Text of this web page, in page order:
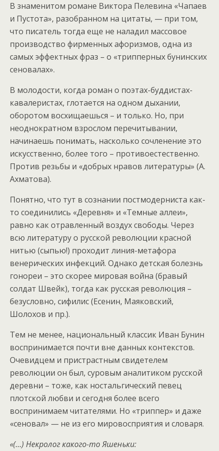
В знаменитом романе Виктора Пелевина «Чапаев
и Пустота», разобранном на цитаты, — при том,
что писатель тогда еще не наладил массовое
производство фирменных афоризмов, одна из
самых эффектных фраз – о «трипперных бунинских
сеновалах».
В молодости, когда роман о поэтах-буддистах-
кавалеристах, глотается на одном дыхании,
оборотом восхищаешься – и только. Но, при
неоднократном взрослом перечитывании,
начинаешь понимать, насколько сочленение это
искусственно, более того – противоестественно.
Против резьбы и «добрых нравов литературы» (А.
Ахматова).
Понятно, что тут в сознании постмодерниста как-
то соединились «Деревня» и «Темные аллеи»,
равно как отравленный воздух свободы. Через
всю литературу о русской революции красной
нитью (сыпью!) проходит линия-метафора
венерических инфекций. Однако детская болезнь
гонореи – это скорее мировая война (бравый
солдат Швейк), тогда как русская революция –
безусловно, сифилис (Есенин, Маяковский,
Шолохов и пр.).
Тем не менее, национальный классик Иван Бунин
воспринимается почти вне данных контекстов.
Очевидцем и пристрастным свидетелем
революции он был, суровым аналитиком русской
деревни – тоже, как ностальгический певец
плотской любви и сегодня более всего
воспринимаем читателями. Но «триппер» и даже
«сеновал» — не из его мировосприятия и словаря.
«(…) Некролог какого-то Яшеньки: